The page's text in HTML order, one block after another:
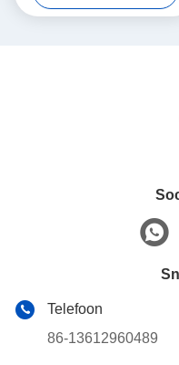
Telefoon
86-13612960489